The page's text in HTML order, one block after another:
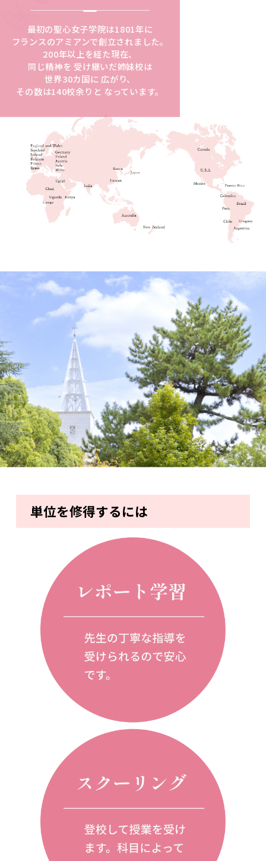
最初の聖心女子学院は1801年に
フランスのアミアンで創立されました。
200年以上を経た現在、
同じ精神を 受け継いだ姉妹校は
世界30カ国に 広がり、
その数は140校余りと なっています。
単位を修得するには